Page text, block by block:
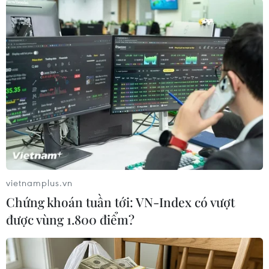
#Thư viện quốc gia Israel
#trung tâm số hóa của Google
Israel
Theo dõi VietnamPlus
TIN LIÊN QUAN
vietnamplus.vn
Chứng khoán tuần tới: VN-Index có vượt
được vùng 1.800 điểm?